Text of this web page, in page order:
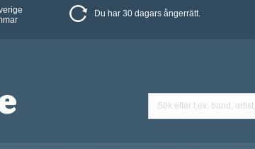
Du har 30 dagars ångerrätt.